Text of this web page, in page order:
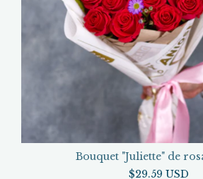
Bouquet "Juliette" de
$29.59 USD